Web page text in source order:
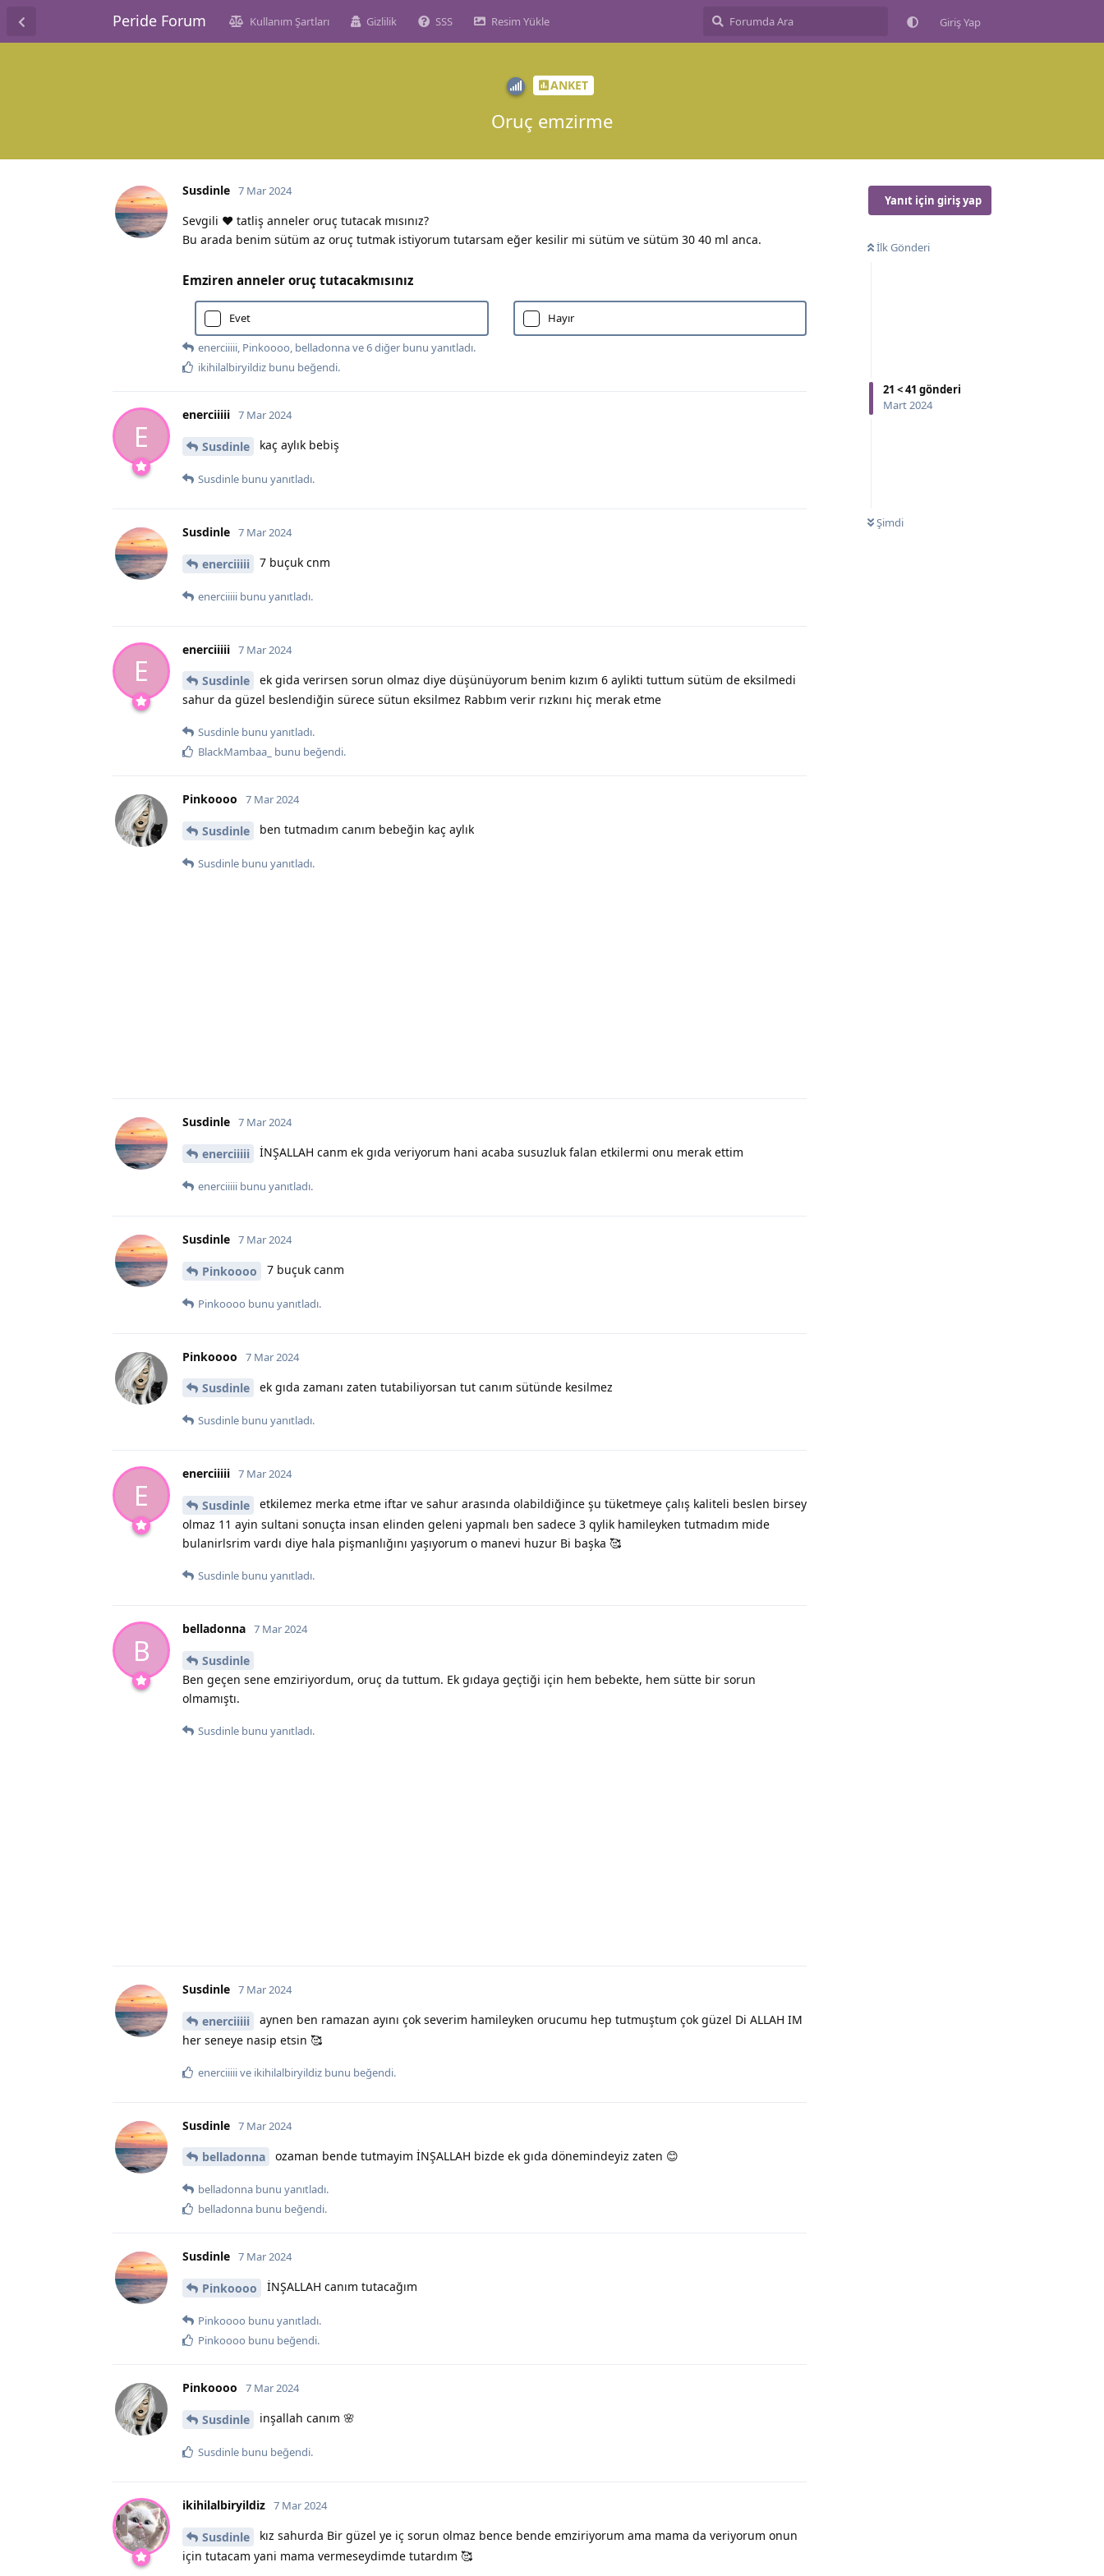
Peride Forum Kullanım Şartları Gizlilik SSS Resim Yükle Giriş Yap
ANKET
Oruç emzirme
Yanıt için giriş yap
İlk Gönderi
21 <41 gönderi
Mart 2024
Şimdi
Susdinle 7 Mar 2024
Sevgili ♥ tatliş anneler oruç tutacak mısınız?
Bu arada benim sütüm az oruç tutmak istiyorum tutarsam eğer kesilir mi sütüm ve sütüm 30 40 ml anca.
Emziren anneler oruç tutacakmısınız
Evet
Hayır
enerciiiii, Pinkoooo, belladonnave6diğer bunu yanıtladı.
ikihilalbiryildiz bunu beğendi.
E
enerciiiii 7 Mar 2024
Susdinle kaç aylık bebiş
Susdinle bunu yanıtladı.
Susdinle 7 Mar 2024
enerciiiii 7 buçuk cnm
enerciiiii bunu yanıtladı.
E
enerciiiii 7 Mar 2024
Susdinle
ek gida verirsen sorun olmaz diye düşünüyorum benim kızım 6 aylikti tuttum sütüm de eksilmedi
sahur da güzel beslendiğin sürece sütun eksilmez Rabbım verir rızkını hiç merak etme
Susdinle bunu yanıtladı.
BlackMambaa_ bunu beğendi.
Pinkoooo 7 Mar 2024
Susdinle ben tutmadım canım bebeğin kaç aylık
Susdinle bunu yanıtladı.
Susdinle 7 Mar 2024
enerciiiii İNŞALLAH canm ek gıda veriyorum hani acaba susuzluk falan etkilermi onu merak ettim
enerciiiii bunu yanıtladı.
Susdinle 7 Mar 2024
Pinkoooo 7 buçuk canm
Pinkoooo bunu yanıtladı.
Pinkoooo 7 Mar 2024
Susdinle ek gıda zamanı zaten tutabiliyorsan tut canım sütünde kesilmez
Susdinle bunu yanıtladı.
E
enerciiiii 7 Mar 2024
Susdinle
etkilemez merka etme iftar ve sahur arasında olabildiğince şu tüketmeye çalış kaliteli beslen birsey
olmaz 11 ayin sultani sonuçta insan elinden geleni yapmalı ben sadece 3 qylik hamileyken tutmadım mide
bulanirlsrim vardı diye hala pişmanlığını yaşıyorum o manevi huzur Bi başka 🥰
Susdinle bunu yanıtladı.
B
belladonna 7 Mar 2024
Susdinle
Ben geçen sene emziriyordum, oruç da tuttum. Ek gıdaya geçtiği için hem bebekte, hem sütte bir sorun
olmamıştı.
Susdinle bunu yanıtladı.
Susdinle 7 Mar 2024
enerciiiii
aynen ben ramazan ayını çok severim hamileyken orucumu hep tutmuştum çok güzel Di ALLAH IM
her seneye nasip etsin 🥰
enerciiiiive ikihilalbiryildiz bunu beğendi.
Susdinle 7 Mar 2024
belladonna ozaman bende tutmayim İNŞALLAH bizde ek gıda dönemindeyiz zaten 😊
belladonna bunu yanıtladı.
belladonna bunu beğendi.
Susdinle 7 Mar 2024
Pinkoooo İNŞALLAH canım tutacağım
Pinkoooo bunu yanıtladı.
Pinkoooo bunu beğendi.
Pinkoooo 7 Mar 2024
Susdinle inşallah canım 🌸
Susdinle bunu beğendi.
ikihilalbiryildiz 7 Mar 2024
Susdinle
kız sahurda Bir güzel ye iç sorun olmaz bence bende emziriyorum ama mama da veriyorum onun
için tutacam yani mama vermeseydimde tutardım 🥰